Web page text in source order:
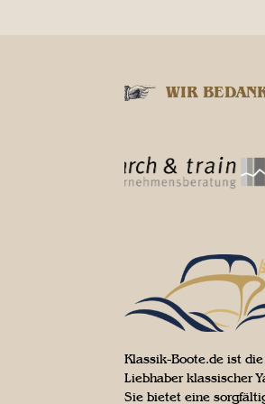
WIR
Klassik-Boote.de ist
Liebhaber klassischer
Sie bietet eine